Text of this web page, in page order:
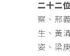
二十二
察、邢
生、黃
姿、梁